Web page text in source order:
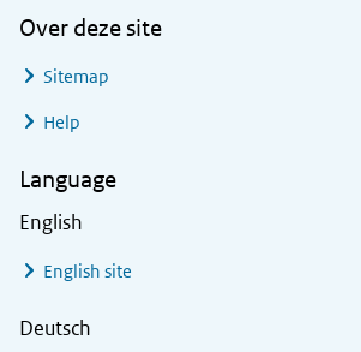
Over deze site
Sitemap
Help
Language
English
English site
Deutsch